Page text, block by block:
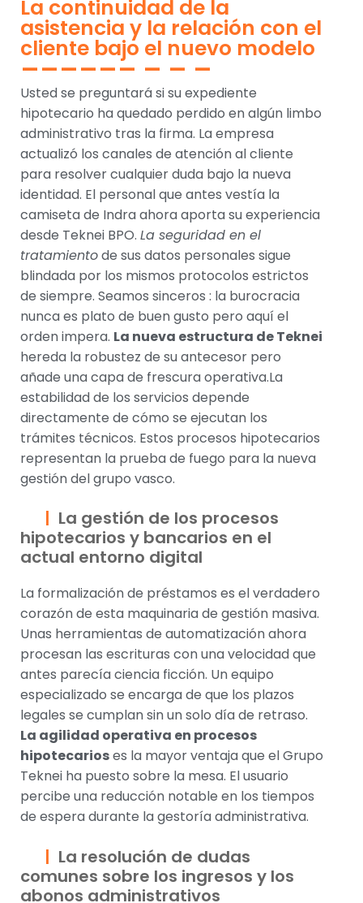
La continuidad de la
asistencia y la relación con el
cliente bajo el nuevo modelo
Usted se preguntará si su expediente
hipotecario ha quedado perdido en algún limbo
administrativo tras la firma. La empresa
actualizó los canales de atención al cliente
para resolver cualquier duda bajo la nueva
identidad. El personal que antes vestía la
camiseta de Indra ahora aporta su experiencia
desde Teknei BPO. La seguridad en el
tratamientode sus datos personales sigue
blindada por los mismos protocolos estrictos
de siempre. Seamos sinceros : la burocracia
nunca es plato de buen gusto pero aquí el
orden impera. La nueva estructura de Teknei
hereda la robustez de su antecesor pero
añade una capa de frescura operativa.La
estabilidad de los servicios depende
directamente de cómo se ejecutan los
trámites técnicos. Estos procesos hipotecarios
representan la prueba de fuego para la nueva
gestión del grupo vasco.
La gestión de los procesos
hipotecarios y bancarios en el
actual entorno digital
La formalización de préstamos es el verdadero
corazón de esta maquinaria de gestión masiva.
Unas herramientas de automatización ahora
procesan las escrituras con una velocidad que
antes parecía ciencia ficción. Un equipo
especializado se encarga de que los plazos
legales se cumplan sin un solo día de retraso.
La agilidad operativa en procesos
hipotecarioses la mayor ventaja que el Grupo
Teknei ha puesto sobre la mesa. El usuario
percibe una reducción notable en los tiempos
de espera durante la gestoría administrativa.
La resolución de dudas
comunes sobre los ingresos y los
abonos administrativos